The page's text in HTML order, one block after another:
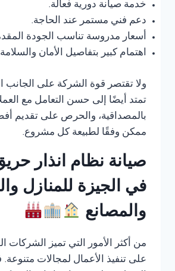
خدمة صيانة دورية فعالة.
دعم فني مستمر عند الحاجة.
أسعار مدروسة تناسب الجودة
اهتمام كبير بتفاصيل الأمان
ولا تقتصر قوة الشركة على الجانب
تمتد أيضًا إلى حسن التعامل مع
بالمصداقية، والحرص على تقديم
ممكن وفقًا لطبيعة كل مشروع.
في الجيزة للمنازل
والمصانع
من أكثر الأمور التي تميز الشركات
على تنفيذ الأعمال لمجالات متنوعة.